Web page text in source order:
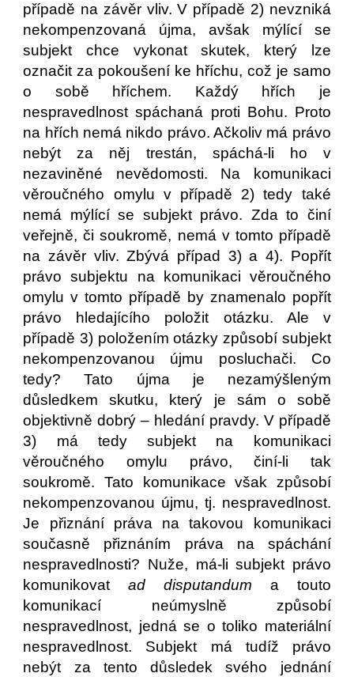
případě na závěr vliv. V případě 2) nevzniká
nekompenzovaná újma, avšak mýlící se
subjekt chce vykonat skutek, který lze
označit za pokoušení ke hříchu, což je samo
o sobě hříchem. Každý hřích je
nespravedlnost spáchaná proti Bohu. Proto
na hřích nemá nikdo právo. Ačkoliv má právo
nebýt za něj trestán, spáchá-li ho v
nezaviněné nevědomosti. Na komunikaci
věroučného omylu v případě 2) tedy také
nemá mýlící se subjekt právo. Zda to činí
veřejně, či soukromě, nemá v tomto případě
na závěr vliv. Zbývá případ 3) a 4). Popřít
právo subjektu na komunikaci věroučného
omylu v tomto případě by znamenalo popřít
právo hledajícího položit otázku. Ale v
případě 3) položením otázky způsobí subjekt
nekompenzovanou újmu posluchači. Co
tedy? Tato újma je nezamýšleným
důsledkem skutku, který je sám o sobě
objektivně dobrý – hledání pravdy. V případě
3) má tedy subjekt na komunikaci
věroučného omylu právo, činí-li tak
soukromě. Tato komunikace však způsobí
nekompenzovanou újmu, tj. nespravedlnost.
Je přiznání práva na takovou komunikaci
současně přiznáním práva na spáchání
nespravedlnosti? Nuže, má-li subjekt právo
komunikovatad disputandum a touto
komunikací neúmyslně způsobí
nespravedlnost, jedná se o toliko materiální
nespravedlnost. Subjekt má tudíž právo
nebýt za tento důsledek svého jednání